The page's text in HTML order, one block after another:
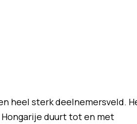
heel sterk deelnemersveld.
Hongarije duurt tot en met